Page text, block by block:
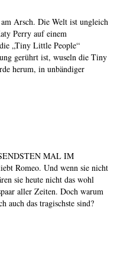
Arsch. Die Welt ist ungleich
Perry auf einem
„Tiny Little People“
gerührt ist, wuseln die Tiny
herum, in unbändiger
MAL IM
Romeo. Und wenn sie nicht
sie heute nicht das wohl
aller Zeiten. Doch warum
auch das tragischste sind?